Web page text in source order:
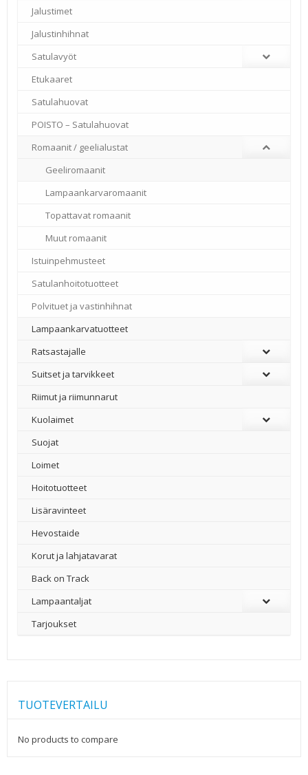
Jalustimet
Jalustinhihnat
Satulavyöt
Etukaaret
Satulahuovat
POISTO – Satulahuovat
Romaanit / geelialustat
Geeliromaanit
Lampaankarvaromaanit
Topattavat romaanit
Muut romaanit
Istuinpehmusteet
Satulanhoitotuotteet
Polvituet ja vastinhihnat
Lampaankarvatuotteet
Ratsastajalle
Suitset ja tarvikkeet
Riimut ja riimunnarut
Kuolaimet
Suojat
Loimet
Hoitotuotteet
Lisäravinteet
Hevostaide
Korut ja lahjatavarat
Back on Track
Lampaantaljat
Tarjoukset
TUOTEVERTAILU
No products to compare